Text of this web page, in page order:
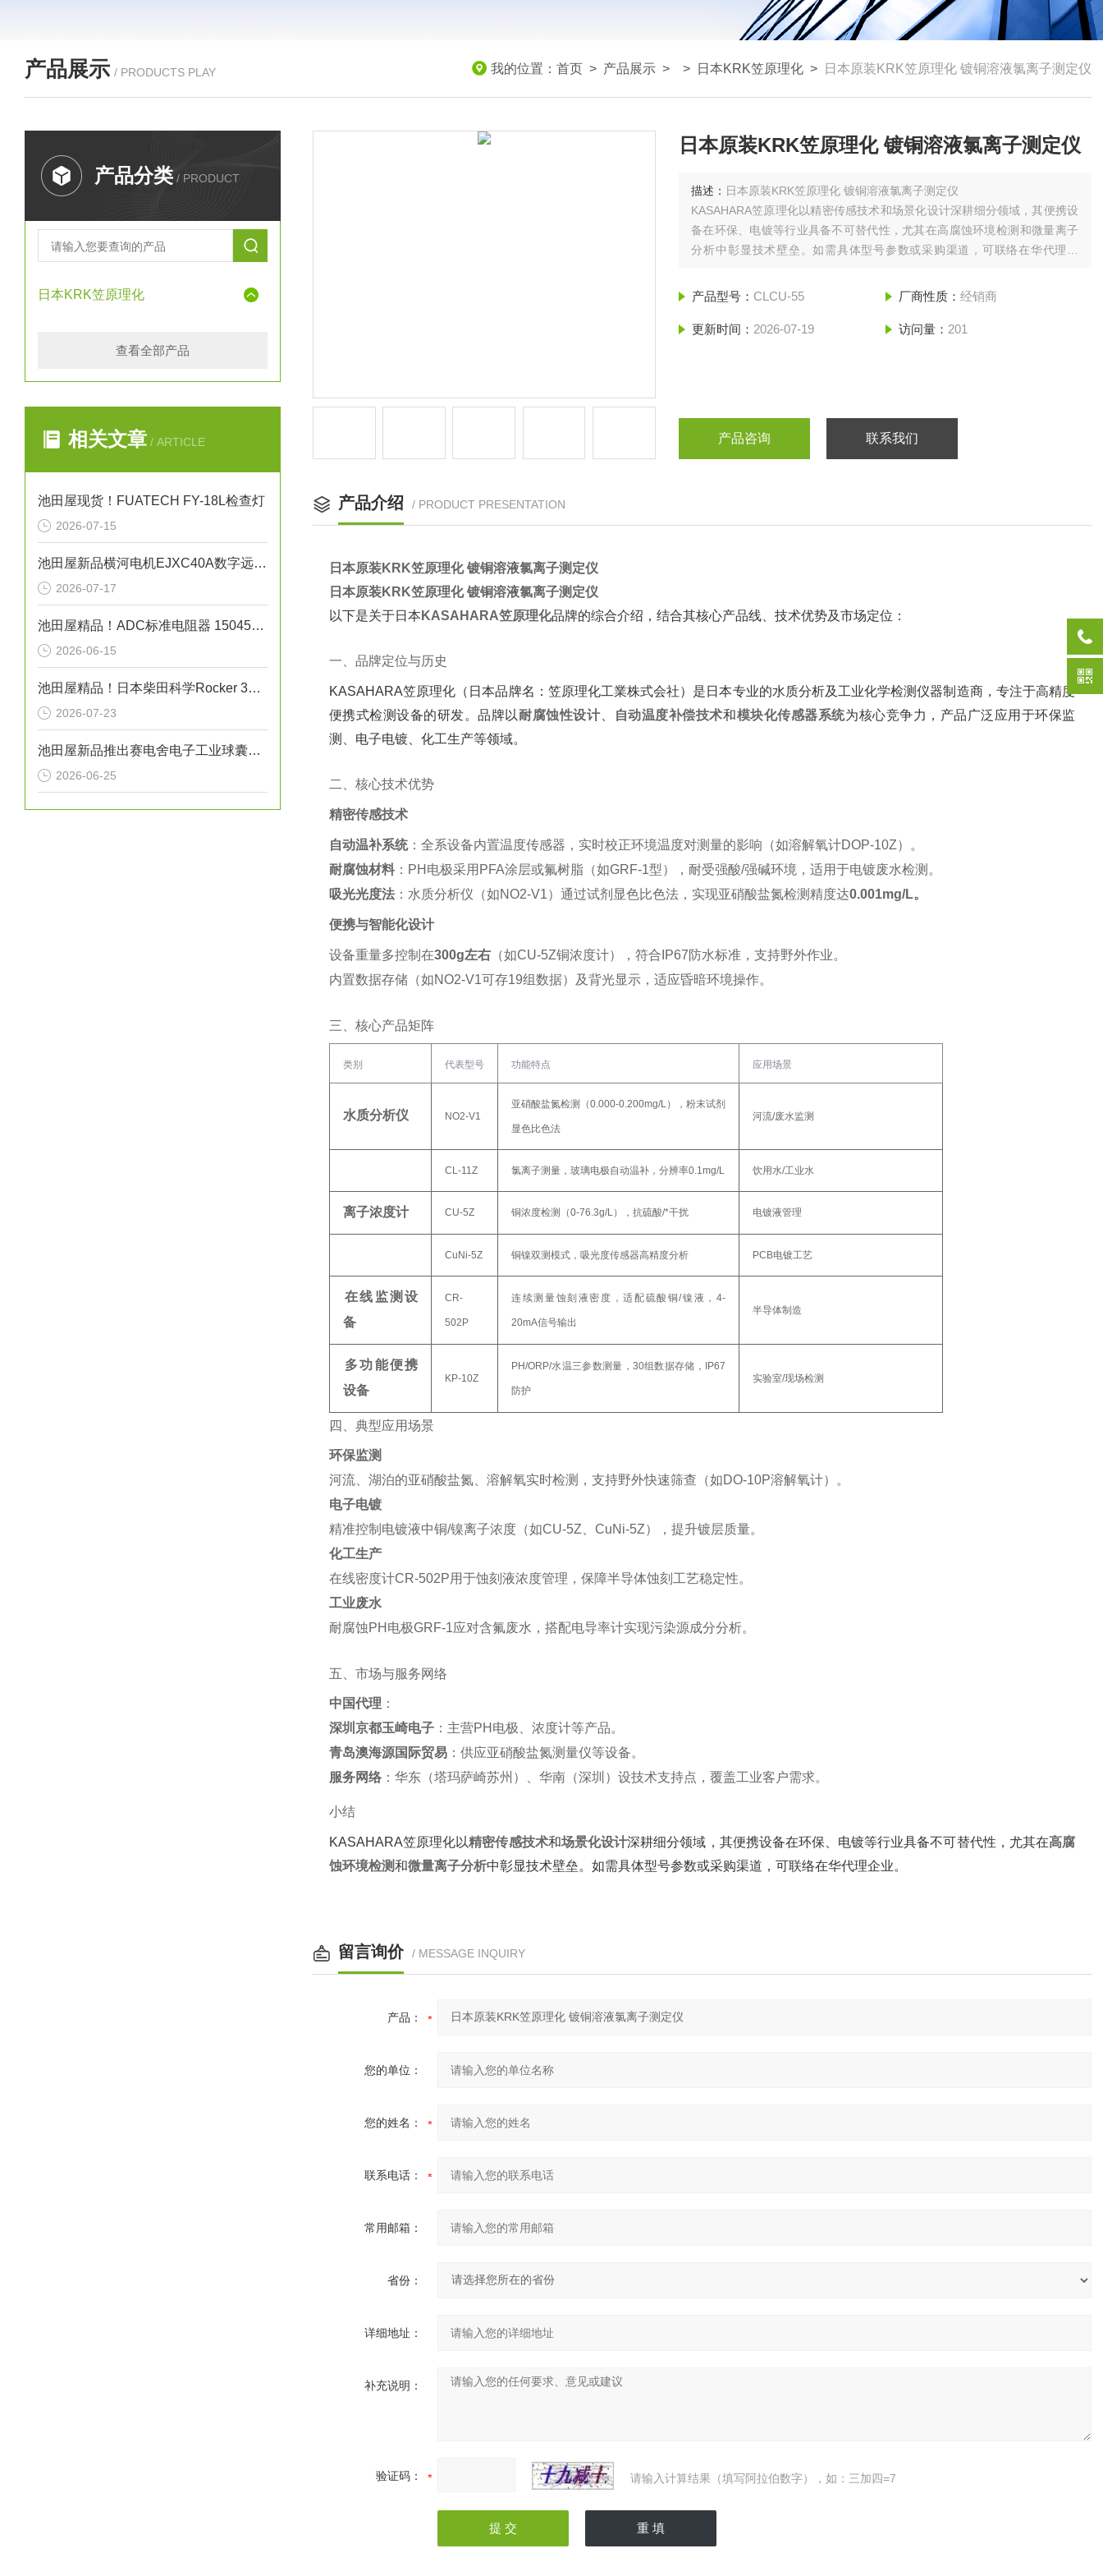
产品展示 / PRODUCTS PLAY 我的位置： 首页 > 产品展示 > > 日本KRK笠原理化 > 日本原装KRK笠原理化 镀铜溶液氯离子测定仪
产品分类 / PRODUCT
日本KRK笠原理化
查看全部产品
相关文章 / ARTICLE
池田屋现货！FUATECH FY-18L检查灯
2026-07-15
池田屋新品横河电机EJXC40A数字远传隔膜密封系统
2026-07-17
池田屋精品！ADC标准电阻器 15045系列 参数介绍
2026-06-15
池田屋精品！日本柴田科学Rocker 300C耐腐蚀干式真空泵
2026-07-23
池田屋新品推出赛电舍电子工业球囊导管焊接机 MS-B01 参数介绍
2026-06-25
日本原装KRK笠原理化 镀铜溶液氯离子测定仪
描述： 日本原装KRK笠原理化 镀铜溶液氯离子测定仪
KASAHARA笠原理化以‌精密传感技术‌和‌场景化设计‌深耕细分领域，其便携设
备在环保、电镀等行业具备不可替代性，尤其在‌高腐蚀环境检测‌和‌微量离子
分析‌中彰显技术壁垒。如需具体型号参数或采购渠道，可联络在华代理企
产品型号： CLCU-55 厂商性质： 经销商
更新时间： 2026-07-19 访问量： 201
产品咨询 联系我们
产品介绍 / PRODUCT PRESENTATION
日本原装KRK笠原理化 镀铜溶液氯离子测定仪
日本原装KRK笠原理化 镀铜溶液氯离子测定仪
以下是关于日本‌ KASAHARA笠原理化‌品牌的综合介绍，结合其核心产品线、技术优势及市场定位：
一、品牌定位与历史
KASAHARA笠原理化（日本品牌名：笠原理化工業株式会社）是日本专业的水质分析及工业化学检测仪器制造商，专注于高精度
便携式检测设备的研发。品牌以‌耐腐蚀性设计 自动温度补偿技术‌和‌模块化传感器系统‌为核心竞争力，产品广泛应用于环保监
测、电子电镀、化工生产等领域‌。
二、核心技术优势
精密传感技术
自动温补系统‌：全系设备内置温度传感器，实时校正环境温度对测量的影响（如溶解氧计DOP-10Z）‌。
耐腐蚀材料 ‌：PH电极采用PFA涂层或氟树脂（如GRF-1型），耐受强酸/强碱环境，适用于电镀废水检测‌。
吸光光度法 ‌：水质分析仪（如NO2-V1）通过试剂显色比色法，实现亚硝酸盐氮检测精度达‌0.001mg/L。
便携与智能化设计
设备重量多控制在‌300g左右 ‌（如CU-5Z铜浓度计），符合IP67防水标准，支持野外作业‌。
内置数据存储（如NO2-V1可存19组数据）及背光显示，适应昏暗环境操作‌。
三、核心产品矩阵
类别 代表型号 功能特点 应用场景
水质分析仪 NO2-V1
亚硝酸盐氮检测（0.000-0.200mg/L），粉末试剂
显色比色法
河流/废水监测‌
CL-11Z 氯离子测量，玻璃电极自动温补，分辨率0.1mg/L 饮用水/工业水‌
离子浓度计 CU-5Z 铜浓度检测（0-76.3g/L），抗硫酸/*干扰 电镀液管理‌
CuNi-5Z 铜镍双测模式，吸光度传感器高精度分析 PCB电镀工艺‌
在线监测设
备
CR-
502P
连续测量蚀刻液密度，适配硫酸铜/镍液，4-
20mA信号输出
半导体制造‌
多功能便携
设备
KP-10Z
PH/ORP/水温三参数测量，30组数据存储，IP67
防护
实验室/现场检测‌
四、典型应用场景
环保监测
河流、湖泊的亚硝酸盐氮、溶解氧实时检测，支持野外快速筛查（如DO-10P溶解氧计）‌。
电子电镀
精准控制电镀液中铜/镍离子浓度（如CU-5Z、CuNi-5Z），提升镀层质量‌。
化工生产
在线密度计CR-502P用于蚀刻液浓度管理，保障半导体蚀刻工艺稳定性‌。
工业废水
耐腐蚀PH电极GRF-1应对含氟废水，搭配电导率计实现污染源成分分析‌。
五、市场与服务网络
中国代理 ‌：
深圳京都玉崎电子 ‌：主营PH电极、浓度计等产品‌。
青岛澳海源国际贸易 ‌：供应亚硝酸盐氮测量仪等设备‌。
服务网络 ‌：华东（塔玛萨崎苏州）、华南（深圳）设技术支持点，覆盖工业客户需求‌。
小结
KASAHARA笠原理化以‌精密传感技术‌和‌场景化设计‌深耕细分领域，其便携设备在环保、电镀等行业具备不可替代性，尤其在‌高腐
蚀环境检测‌和‌微量离子分析‌中彰显技术壁垒。如需具体型号参数或采购渠道，可联络在华代理企业‌。
留言询价 / MESSAGE INQUIRY
产品：
您的单位：
您的姓名：
联系电话：
常用邮箱：
省份：
详细地址：
补充说明：
验证码： 请输入计算结果（填写阿拉伯数字），如：三加四=7